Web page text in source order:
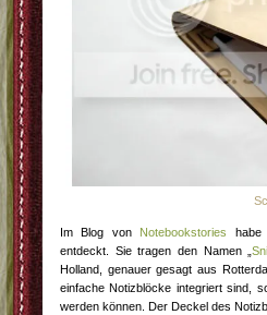
Im Blog von Notebookstories
habe
entdeckt. Sie tragen den Namen „
Holland, genauer gesagt aus
einfache Notizblöcke integriert sind,
werden können. Der Deckel des